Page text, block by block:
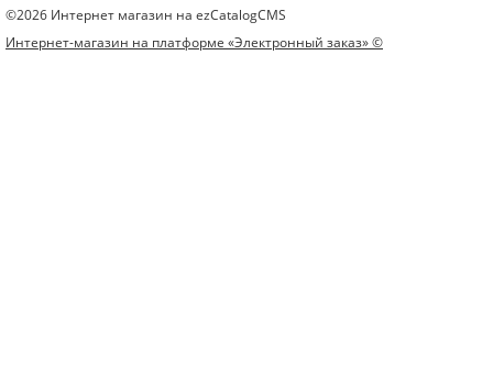
©2026 Интернет магазин на ezCatalogCMS
Интернет-магазин на платформе «Электронный заказ» ©